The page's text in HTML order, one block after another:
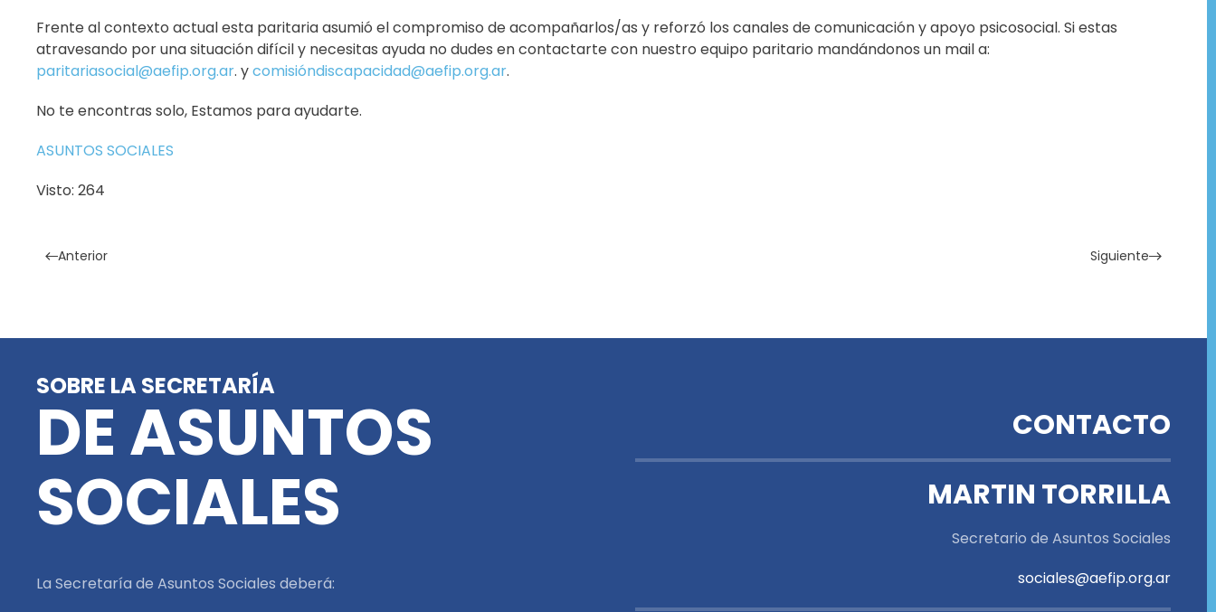
Frente al contexto actual esta paritaria asumió el compromiso de acompañarlos/as y reforzó los canales de comunicación y apoyo psicosocial. Si estas
atravesando por una situación difícil y necesitas ayuda no dudes en contactarte con nuestro equipo paritario mandándonos un mail a:
paritariasocial@aefip.org.ar. ycomisióndiscapacidad@aefip.org.ar.
No te encontras solo, Estamos para ayudarte.
ASUNTOS SOCIALES
Visto: 264
Anterior Siguiente
SOBRE LA SECRETARÍA
DE ASUNTOS
SOCIALES
La Secretaría de Asuntos Sociales deberá:
CONTACTO
MARTIN TORRILLA
Secretario de Asuntos Sociales
sociales@aefip.org.ar